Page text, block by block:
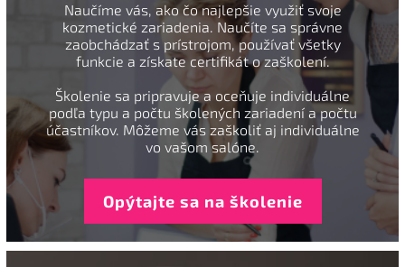
Naučíme vás, ako čo najlepšie využiť svoje
kozmetické zariadenia. Naučíte sa správne
zaobchádzať s prístrojom, používať všetky
funkcie a získate certifikát o zaškolení.
Školenie sa pripravuje a oceňuje individuálne
podľa typu a počtu školených zariadení a počtu
účastníkov. Môžeme vás zaškoliť aj individuálne
vo vašom salóne.
Opýtajte sa na školenie